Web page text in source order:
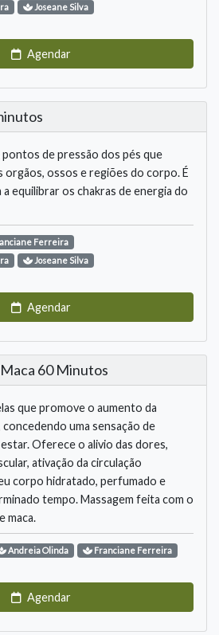
Joseane Silva
Agendar
pontos de pressão dos pés que
ossos e regiões do corpo. É
a equilibrar os chakras de energia do
Ferreira
Joseane Silva
Agendar
60 Minutos
que promove o aumento da
uma sensação de
Oferece o alivio das dores,
ativação da circulação
corpo hidratado, perfumado e
tempo. Massagem feita com o
maca.
AndreiaOlinda Franciane Ferreira
Agendar